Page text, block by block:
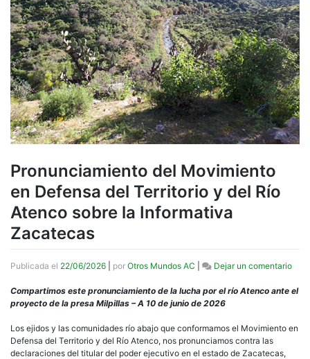
Pronunciamiento del Movimiento
en Defensa del Territorio y del Río
Atenco sobre la Informativa
Zacatecas
Publicada el 22/06/2026 por Otros Mundos AC Dejar un comentarioen
del
Compartimos este pronunciamiento de la lucha por el río Atenco ante el
proyecto de la presa Milpillas – A 10 de junio de 2026
Los ejidos y las comunidades río abajo que conformamos el Movimiento en
Defensa del Territorio y del Río Atenco, nos pronunciamos contra las
declaraciones del titular del poder ejecutivo en el estado de Zacatecas,